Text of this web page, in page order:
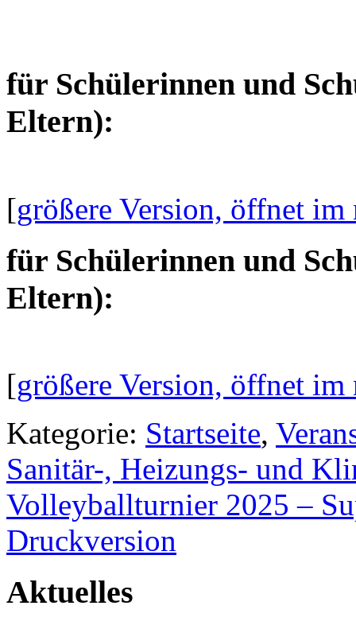
für Schülerinnen und
Eltern):
[größere Version, öffnet im
für Schülerinnen und
Eltern):
[größere Version, öffnet im
Kategorie: Startseite,
Sanitär-, Heizungs- und
Volleyballturnier 2025 –
Druckversion
Aktuelles